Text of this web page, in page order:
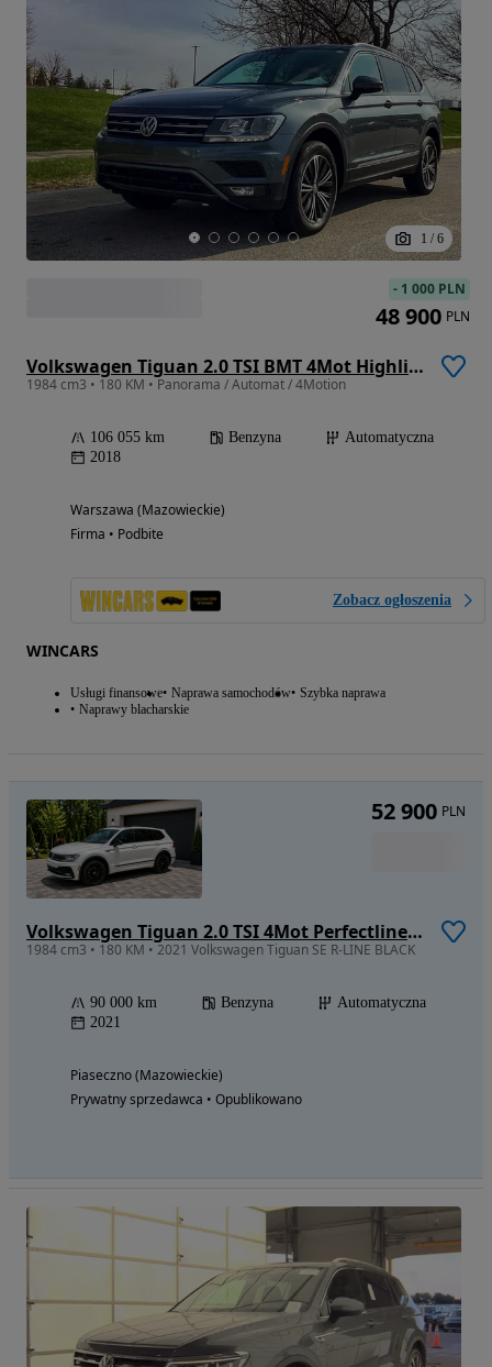
1 / 6
Volkswagen Tiguan 2.0 TSI BMT 4Mot Highline DSG
1984 cm3 • 180 KM • Panorama / Automat / 4Motion
106 055 km Benzyna
Automatyczna
2018
Warszawa (Mazowieckie)
Firma • Podbite
Zobacz ogłoszenia
WINCARS
Usługi finansowe Naprawa samochodów Szybka naprawa
Naprawy blacharskie
- 1 000 PLN
48 900 PLN
Volkswagen Tiguan 2.0 TSI 4Mot Perfectline R-Style DSG
1984 cm3 • 180 KM • 2021 Volkswagen Tiguan SE R-LINE BLACK
90 000 km Benzyna
Automatyczna
2021
Piaseczno (Mazowieckie)
Prywatny sprzedawca • Opublikowano
52 900 PLN